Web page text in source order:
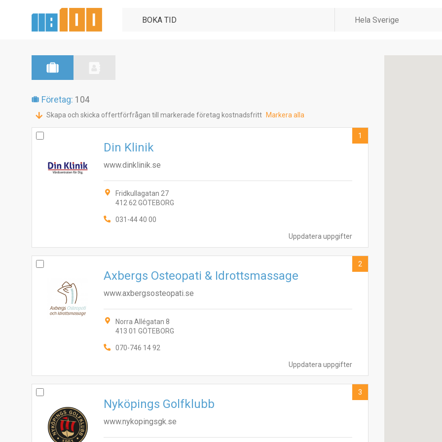
Företag: 104
Skapa och skicka offertförfrågan till markerade företag kostnadsfritt Markera alla
Uppdatera uppgifter
Din Klinik
www.dinklinik.se
Fridkullagatan 27
412 62 GÖTEBORG
031-44 40 00
1
Uppdatera uppgifter
Axbergs Osteopati & Idrottsmassage
www.axbergsosteopati.se
Norra Allégatan 8
413 01 GÖTEBORG
070-746 14 92
2
Nyköpings Golfklubb
www.nykopingsgk.se
3